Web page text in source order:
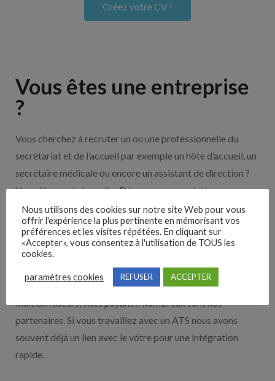
Créez votre CV !
Vous êtes une entreprise
?
Vous cherchez à recruter un ou une professionnelle du
secrétariat et de l’accueil par exemple un hôte d’accueil, un
secrétaire médicale ou encore un assistant de direction ?
Vous êtes sur le bon site. Découvrez nos solutions pour
vous aider à recruter en cliquant sur le bouton ci-dessous.
Découvrez nos partenaires ! Moteurs de recherches,
multidiffuseurs, sites payant… nombreux sont nos
partenaires. Si vous travaillez avec un ATS nous avons
souvent déjà un lien avec le vôtre pour une intégration
rapide.
Nous utilisons des cookies sur notre site Web pour vous
offrir l'expérience la plus pertinente en mémorisant vos
préférences et les visites répétées. En cliquant sur
«Accepter», vous consentez à l'utilisation de TOUS les
cookies.
paramètres cookies REFUSER ACCEPTER